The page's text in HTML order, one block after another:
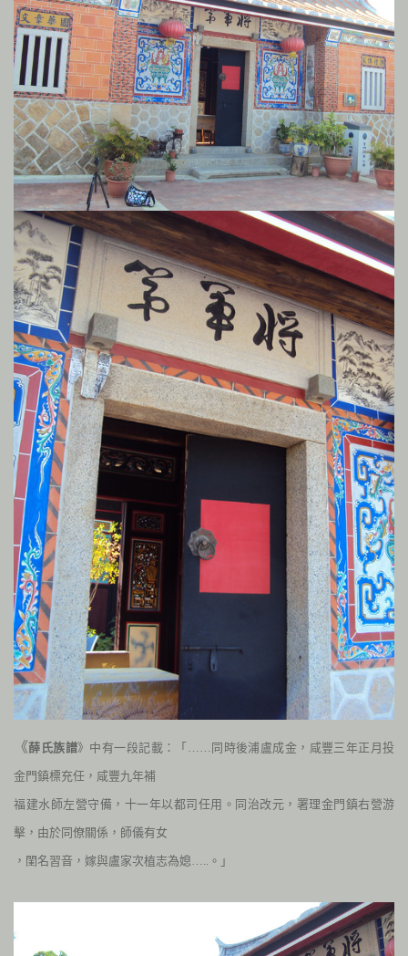
《薛氏族譜》中有一段記載：「……同時後浦盧成金，咸豐三年正月投
金門鎮標充任，咸豐九年補
福建水師左營守備，十一年以都司任用。同治改元，署理金門鎮右營游
擊，由於同僚關係，師儀有女
，閨名習音，嫁與盧家次植志為媳….. 。」